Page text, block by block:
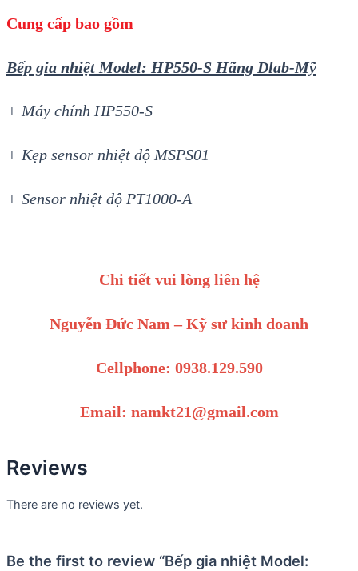
Cung cấp bao gồm
Bếp gia nhiệt Model: HP550-S Hãng Dlab-Mỹ
+ Máy chính HP550-S
+ Kẹp sensor nhiệt độ MSPS01
+ Sensor nhiệt độ PT1000-A
Chi tiết vui lòng liên hệ
Nguyễn Đức Nam – Kỹ sư kinh doanh
Cellphone: 0938.129.590
Email: namkt21@gmail.com
Reviews
There are no reviews yet.
Be the first to review “Bếp gia nhiệt Model: